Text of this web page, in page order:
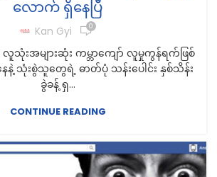
လောက် ရှိနေပြီ
Kan Gyi 0
သုံးအများဆုံး ကမ္ဘာကျော် လူမှုကွန်ရက်ဖြစ်
နဲ့ သုံးစွဲသူတွေရဲ့ ဓာတ်ပုံ သန်းပေါင်း နှစ်သိန်း
ခွဲခန့် ရှ...
CONTINUE READING